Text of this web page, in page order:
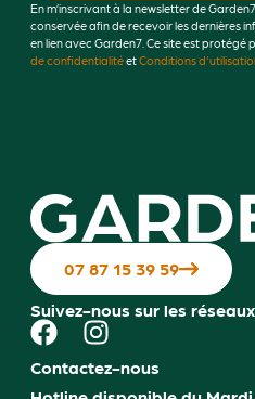
En m’inscrivant à la newsletter de
conservée afin de recevoir les dernières
en lien avec Garden7. Ce site est protégé
de confidentialitéetConditions
07 87 15 39 59
Suivez-nous sur les réseaux
Contactez-nous